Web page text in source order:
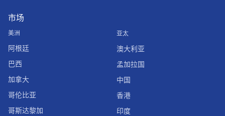
市场
美洲
阿根廷
巴西
加拿大
哥伦比亚
哥斯达黎加
亚太
澳大利亚
孟加拉国
中国
香港
印度